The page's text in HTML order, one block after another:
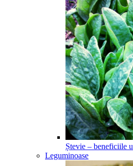
Ștevie – beneficiile
Leguminoase